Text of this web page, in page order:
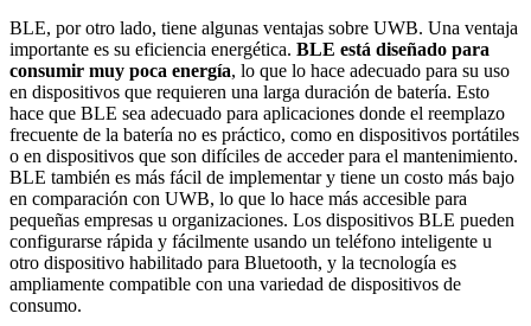
BLE, por otro lado, tiene algunas ventajas sobre UWB. Una ventaja
importante es su eficiencia energética. BLE está diseñado para
consumir muy poca energía, lo que lo hace adecuado para su uso
en dispositivos que requieren una larga duración de batería. Esto
hace que BLE sea adecuado para aplicaciones donde el reemplazo
frecuente de la batería no es práctico, como en dispositivos portátiles
o en dispositivos que son difíciles de acceder para el mantenimiento.
BLE también es más fácil de implementar y tiene un costo más bajo
en comparación con UWB, lo que lo hace más accesible para
pequeñas empresas u organizaciones. Los dispositivos BLE pueden
configurarse rápida y fácilmente usando un teléfono inteligente u
otro dispositivo habilitado para Bluetooth, y la tecnología es
ampliamente compatible con una variedad de dispositivos de
consumo.